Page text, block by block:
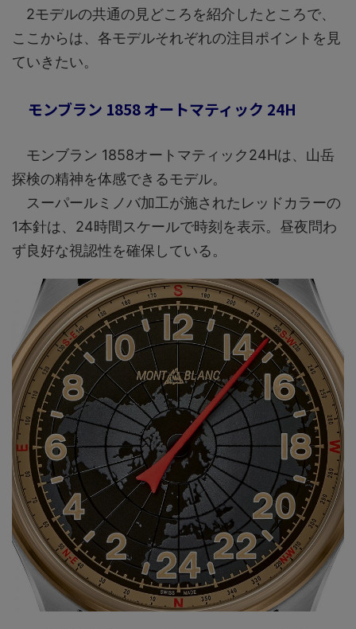
2モデルの共通の見どころを紹介したところで、
ここからは、各モデルそれぞれの注目ポイントを見
ていきたい。
モンブラン 1858 オートマティック 24H
モンブラン 1858オートマティック24Hは、山岳
探検の精神を体感できるモデル。
スーパールミノバ加工が施されたレッドカラーの
1本針は、24時間スケールで時刻を表示。昼夜問わ
ず良好な視認性を確保している。